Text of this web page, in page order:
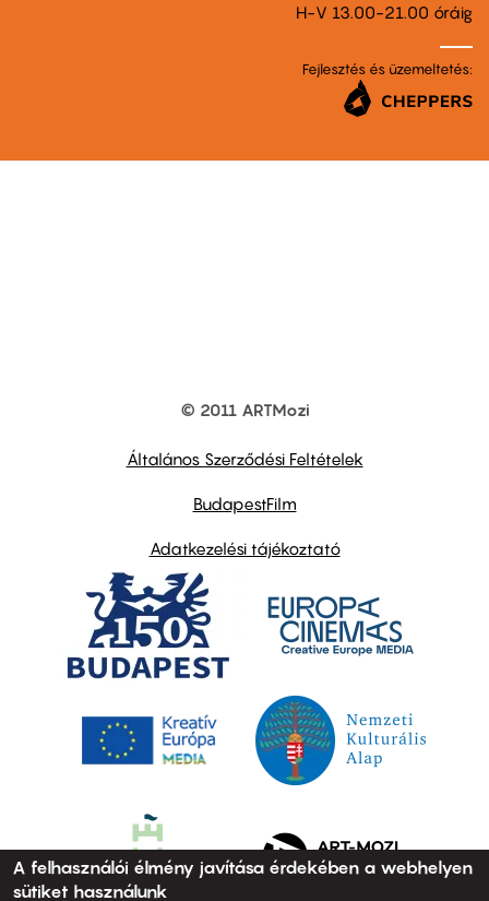
H-V 13.00-21.00 óráig
Fejlesztés és üzemeltetés:
© 2011 ARTMozi
Általános Szerződési Feltételek
BudapestFilm
Adatkezelési tájékoztató
A felhasználói élmény javítása érdekében a webhelyen
sütiket használunk